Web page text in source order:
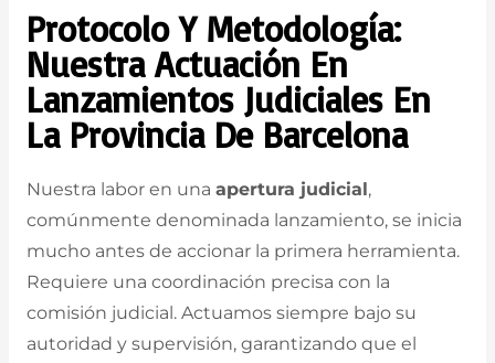
Protocolo Y Metodología:
Nuestra Actuación En
Lanzamientos Judiciales En
La Provincia De Barcelona
Nuestra labor en una apertura judicial,
comúnmente denominada lanzamiento, se inicia
mucho antes de accionar la primera herramienta.
Requiere una coordinación precisa con la
comisión judicial. Actuamos siempre bajo su
autoridad y supervisión, garantizando que el